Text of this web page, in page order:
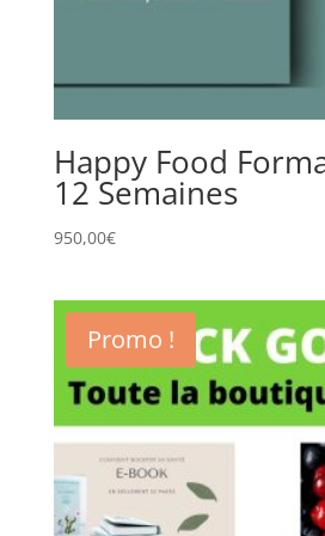
Happy Food
12 Semaines
950,00€
Promo !